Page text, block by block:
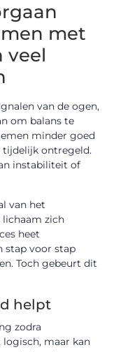
met
veel
van de ogen,
om balans te
minder goed
tijdelijk ontregeld.
instabiliteit of
van het
zich
heet
stap voor stap
Toch gebeurt dit
helpt
zodra
maar kan